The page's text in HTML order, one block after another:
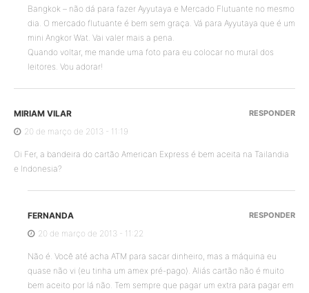
Bangkok – não dá para fazer Ayyutaya e Mercado Flutuante no mesmo
dia. O mercado flutuante é bem sem graça. Vá para Ayyutaya que é um
mini Angkor Wat. Vai valer mais a pena.
Quando voltar, me mande uma foto para eu colocar no mural dos
leitores. Vou adorar!
MIRIAM VILAR
20 de março de 2013 - 11:19
Oi Fer, a bandeira do cartão American Express é bem aceita na Tailandia
e Indonesia?
RESPONDER
FERNANDA
20 de março de 2013 - 11:22
Não é. Você até acha ATM para sacar dinheiro, mas a máquina eu
quase não vi (eu tinha um amex pré-pago). Aliás cartão não é muito
bem aceito por lá não. Tem sempre que pagar um extra para pagar em
RESPONDER